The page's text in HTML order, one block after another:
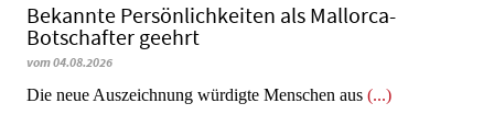
Bekannte Persönlichkeiten als Mallorca-
Botschafter geehrt
vom 04.08.2026
Die neue Auszeichnung würdigte Menschen aus (...)